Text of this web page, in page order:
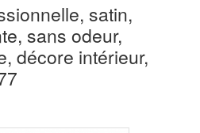
satin,
sans odeur,
décore intérieur,